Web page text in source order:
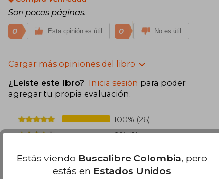
Son pocas páginas.
0 Esta opinión es útil 0 No es útil
Cargar más opiniones del libro
¿Leíste este libro? Inicia sesión para poder
agregar tu propia evaluación.
100% (26)
0% (0)
0% (0)
Estás viendo Buscalibre Colombia, pero
estás en Estados Unidos